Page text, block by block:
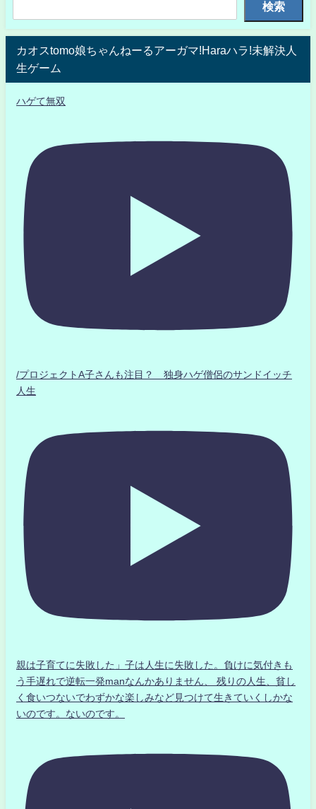
検索
カオスtomo娘ちゃんねーるアーガマ!Haraハラ!未解決人
生ゲーム
ハゲて無双
/プロジェクトA子さんも注目？ 独身ハゲ僧侶のサンドイッチ
人生
親は子育てに失敗した」子は人生に失敗した。負けに気付きも
う手遅れで逆転一発manなんかありません、 残りの人生、貧し
く食いつないでわずかな楽しみなど見つけて生きていくしかな
いのです。ないのです。